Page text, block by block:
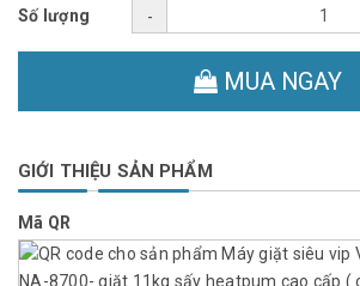
Số lượng -
MUA NGAY
GIỚI THIỆU SẢN PHẨM
Mã QR